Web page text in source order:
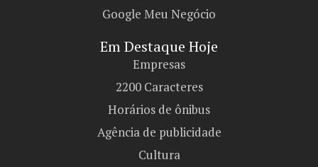
Google Meu Negócio
Em Destaque Hoje
Empresas
2200 Caracteres
Horários de ônibus
Agência de publicidade
Cultura